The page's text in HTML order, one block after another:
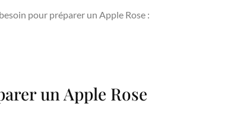
pour préparer un Apple Rose :
un Apple Rose